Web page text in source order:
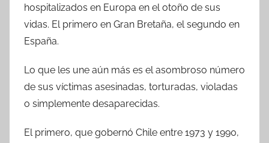
hospitalizados en Europa en el otoño de sus
vidas. El primero en Gran Bretaña, el segundo en
España.
Lo que les une aún más es el asombroso número
de sus víctimas asesinadas, torturadas, violadas
o simplemente desaparecidas.
El primero, que gobernó Chile entre 1973 y 1990,